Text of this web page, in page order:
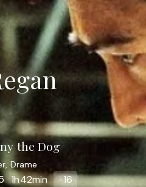
the Dog
Drame
1h42min -16